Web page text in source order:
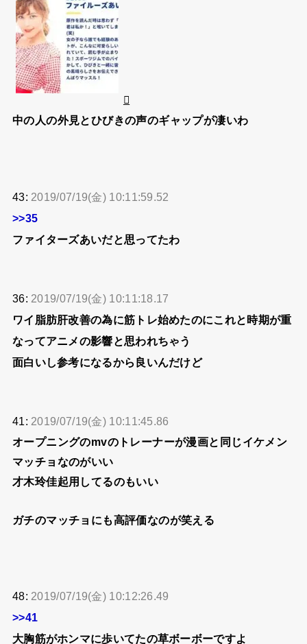
中の人の外見とひびきの声のギャップが凄いわ
43: 2019/07/19(金) 10:11:59.52
>>35
ファイターズあいだと思ってたわ
36: 2019/07/19(金) 10:11:18.17
ワイ脂肪肝改善の為に筋トレ始めたのにこれと時期が重
なってアニメの影響と思われちゃう
面白いし参考になるから良いんだけど
41: 2019/07/19(金) 10:11:45.86
オープニングのmvのトレーナーが漫画と同じイケメン
マッチョなのがいい
才木玲佳起用してるのもいい
ガチのマッチョにも高評価なのが笑える
48: 2019/07/19(金) 10:12:26.49
>>41
大胸筋がホンマに歩いてたの草ボーボーですよ